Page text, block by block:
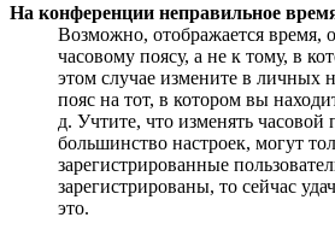
На конференции неправильное
Возможно, отображается время,
часовому поясу, а не к тому, в
этом случае измените в личных
пояс на тот, в котором вы
д. Учтите, что изменять часовой
большинство настроек, могут
зарегистрированные
зарегистрированы, то сейчас
это.